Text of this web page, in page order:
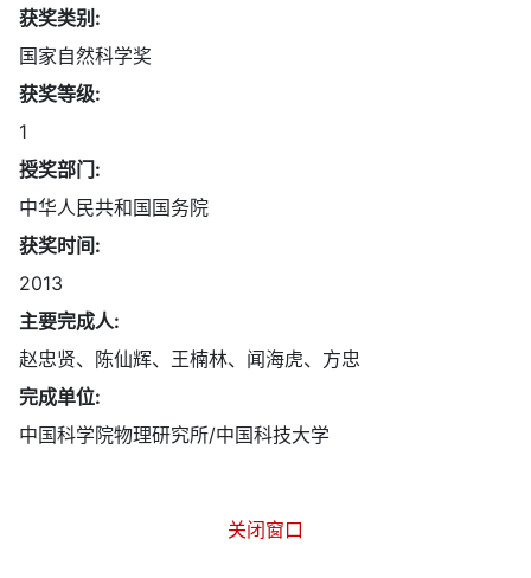
获奖类别:
国家自然科学奖
获奖等级:
1
授奖部门:
中华人民共和国国务院
获奖时间:
2013
主要完成人:
赵忠贤、陈仙辉、王楠林、闻海虎、方忠
完成单位:
中国科学院物理研究所/中国科技大学
关闭窗口